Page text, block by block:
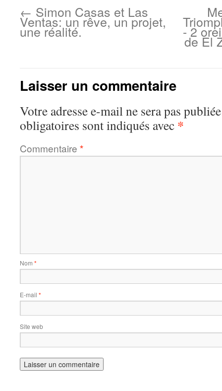
← Simon Casas et Las
Ventas: un rêve, un projet,
une réalité. - 2
de El
Laisser un commentaire
Votre adresse e-mail ne sera pas
obligatoires sont indiqués avec *
Commentaire *
Nom *
E-mail *
Site web